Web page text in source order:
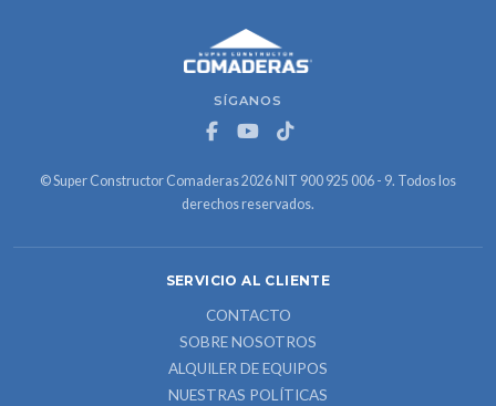
SÍGANOS
© Super Constructor Comaderas 2026 NIT 900 925 006 - 9. Todos los
derechos reservados.
SERVICIO AL CLIENTE
CONTACTO
SOBRE NOSOTROS
ALQUILER DE EQUIPOS
NUESTRAS POLÍTICAS